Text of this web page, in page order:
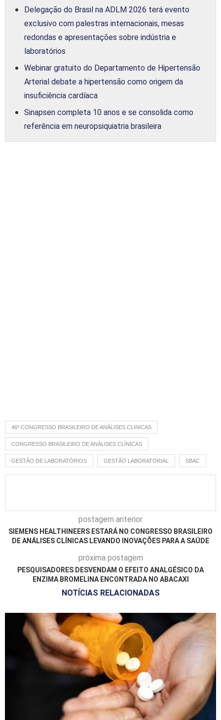
Delegação do Brasil na ADLM 2026 terá evento
exclusivo com palestras internacionais, mesas
redondas e apresentações sobre indústria e
laboratórios
Webinar gratuito do Departamento de Hipertensão
Arterial debate a hipertensão como origem da
insuficiência cardíaca
Sinapsen completa 10 anos e se consolida como
referência em neuropsiquiatria brasileira
46º CONGRESSO BRASILEIRO DE ANÁLISES CLINICAS
CONGRESSO BRASILEIRO DE ANÁLISES CLÍNICAS
GESTÃO DE LABORATÓRIOS GESTÃO LABORATORIAL SBAC
postagem anterior
SIEMENS HEALTHINEERS ESTARÁ NO CONGRESSO BRASILEIRO
DE ANÁLISES CLÍNICAS LEVANDO INOVAÇÕES PARA A SAÚDE
próxima postagem
PESQUISADORES DESVENDAM O EFEITO ANALGÉSICO DA
ENZIMA BROMELINA ENCONTRADA NO ABACAXI
NOTÍCIAS RELACIONADAS